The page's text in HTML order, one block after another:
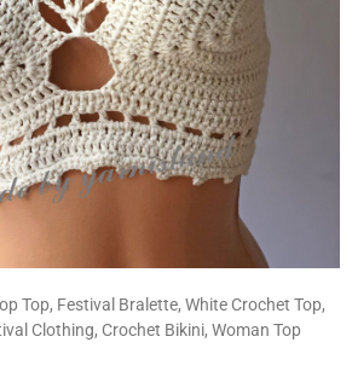
Top, Festival Bralette, White Crochet Top,
Clothing, Crochet Bikini, Woman Top